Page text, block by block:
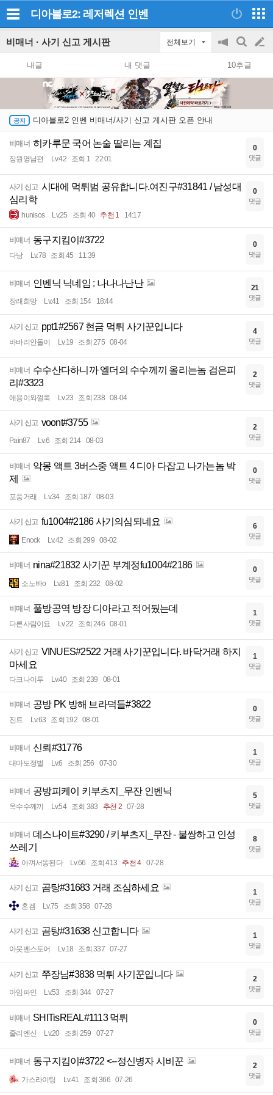
디아블로2: 레저렉션 인벤
비매너 · 사기 신고 게시판 전체보기
공
지
on/off
검
색
글
쓰
내글 내 댓글 10추글
디아블로2 인벤 비매너/사기 신고 게시판 오픈 안내
비매너 히카루문 국어 논술 딸리는 계집
장원영남편 Lv.42 조회 1 22:01
0
댓글
사기 신고 시대에 먹튀범 공유합니다.여진구#31841 / 남성대
심리학
hunisos Lv.25 조회 40 추천 1 14:17
0
댓글
비매너 동구지킴이#3722
다낭 Lv.78 조회 45 11:39
0
댓글
비매너 인벤닉 닉네임 : 나나나난난
장래희망 Lv.41 조회 154 18:44
21
댓글
사기 신고 ppt1#2567 현금 먹튀 사기꾼입니다
바바리안돌이 Lv.19 조회 275 08-04
4
댓글
비매너 수수산다하니까 엘더의 수수께끼 올리는놈 검은피
리#3323
애용이와껄룩 Lv.23 조회 238 08-04
2
댓글
사기 신고 voont#3755
Pain87 Lv.6 조회 214 08-03
2
댓글
비매너 악몽 액트 3버스중 액트 4 디아 다잡고 나가는놈 박
제
포풍거래 Lv.34 조회 187 08-03
0
댓글
사기 신고 fu1004#2186 사기의심되네요
Enock Lv.42 조회 299 08-02
6
댓글
비매너 nina#21832 사기꾼 부계정fu1004#2186
소노바o Lv.81 조회 232 08-02
0
댓글
비매너 풀방공역 방장 디아라고 적어뒀는데
다른사람이요 Lv.22 조회 246 08-01
1
댓글
사기 신고 VINUES#2522 거래 사기꾼입니다. 바닥거래 하지
마세요
다크나이투 Lv.40 조회 239 08-01
1
댓글
비매너 공방 PK 방해 브라덕들#3822
진트 Lv.63 조회 192 08-01
0
댓글
비매너 신뢰#31776
대마도정벌 Lv.6 조회 256 07-30
1
댓글
비매너 공방피케이 키부츠지_무잔 인벤닉
옥수수께끼 Lv.54 조회 383 추천 2 07-28
5
댓글
비매너 데스나이트#3290 / 키부츠지_무잔 - 불쌍하고 인성
쓰레기
아껴서똥된다 Lv.66 조회 413 추천 4 07-28
8
댓글
사기 신고 곰탕#31683 거래 조심하세요
혼겜 Lv.75 조회 358 07-28
1
댓글
사기 신고 곰탕#31638 신고합니다
아웃벤스토어 Lv.18 조회 337 07-27
1
댓글
사기 신고 쭈장님#3838 먹튀 사기꾼입니다
아임파인 Lv.53 조회 344 07-27
2
댓글
비매너 SHITisREAL#1113 먹튀
줄리엔신 Lv.20 조회 259 07-27
0
댓글
비매너 동구지킴이#3722 <--정신병자 시비꾼
가스라이팅 Lv.41 조회 366 07-26
2
댓글